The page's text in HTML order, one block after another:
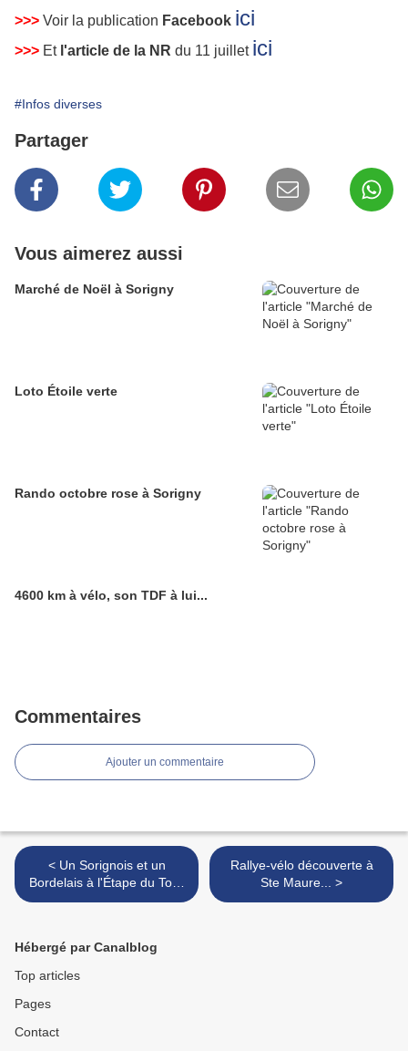
>>> Voir la publication Facebook ici
>>> Et l'article de la NR du 11 juillet ici
#Infos diverses
Partager
Vous aimerez aussi
Marché de Noël à Sorigny
Loto Étoile verte
Rando octobre rose à Sorigny
4600 km à vélo, son TDF à lui...
Commentaires
Ajouter un commentaire
< Un Sorignois et un
Bordelais à l'Étape du Tour
dimanche !
Rallye-vélo découverte à
Ste Maure... >
Hébergé par Canalblog
Top articles
Pages
Contact